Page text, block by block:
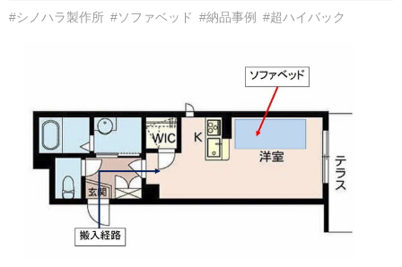
#シノハラ製作所 #ソファベッド #納品事例 #超ハイバック